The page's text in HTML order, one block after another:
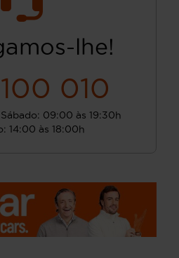
lhe!
010
09:00 às 19:30h
14:00 às 18:00h